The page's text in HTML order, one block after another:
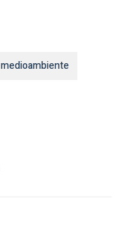
medioambiente